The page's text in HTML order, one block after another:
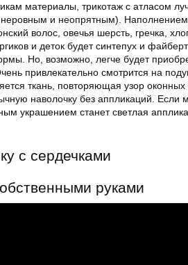
материалы, трикотаж с атласом
неровным и неопрятным). Наполнением
волос, овечья шерсть, гречка,
и деток будет синтепух и
Но, возможно, легче будет
привлекательно смотрится на
ткань, повторяющая узор оконных
наволочку без аппликаций. Если
украшением станет светлая
с сердечками
руками